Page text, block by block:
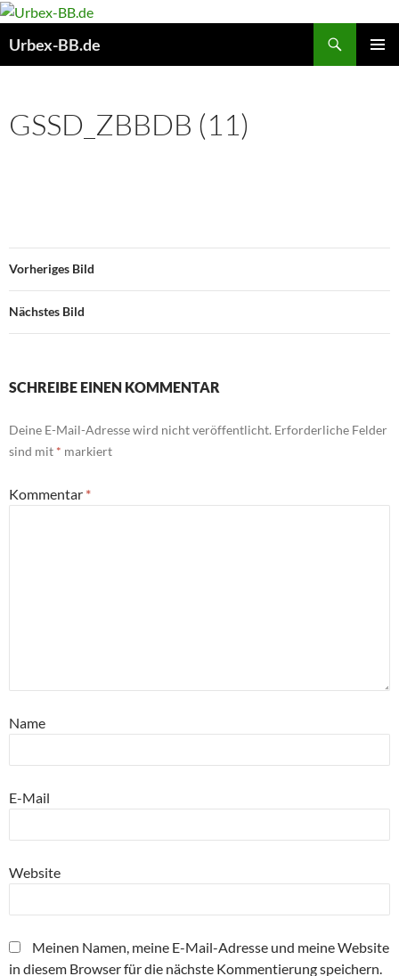
Urbex-BB.de
GSSD_ZBBDB (11)
Vorheriges Bild
Nächstes Bild
SCHREIBE EINEN KOMMENTAR
Deine E-Mail-Adresse wird nicht veröffentlicht. Erforderliche Felder
sind mit * markiert
Kommentar *
Name
E-Mail
Website
Meinen Namen, meine E-Mail-Adresse und meine Website
in diesem Browser für die nächste Kommentierung speichern.